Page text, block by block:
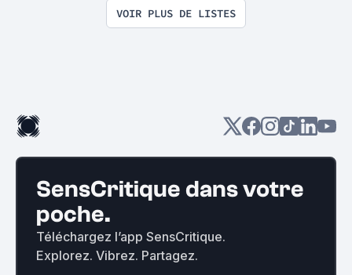
VOIR PLUS DE LISTES
SensCritique dans votre
poche.
Téléchargez l’app SensCritique.
Explorez. Vibrez. Partagez.